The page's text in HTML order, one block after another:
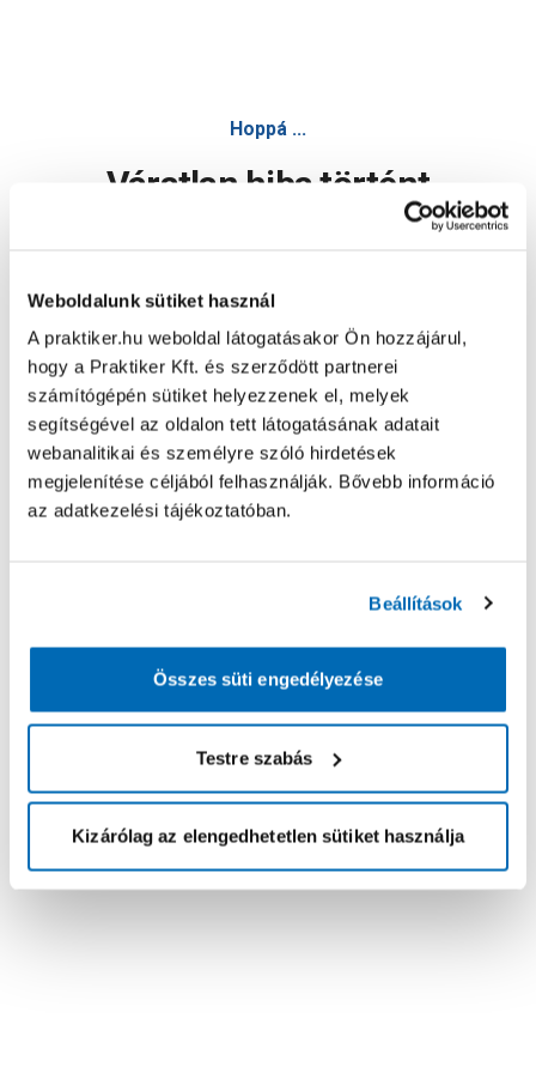
Weboldalunk sütiket használ
A praktiker.hu weboldal látogatásakor Ön hozzájárul,
hogy a Praktiker Kft. és szerződött partnerei
számítógépén sütiket helyezzenek el, melyek
segítségével az oldalon tett látogatásának adatait
webanalitikai és személyre szóló hirdetések
megjelenítése céljából felhasználják. Bővebb információ
az adatkezelési tájékoztatóban.
Beállítások
Összes süti engedélyezése
Testre szabás
Kizárólag az elengedhetetlen sütiket használja
Hoppá ...
Váratlan hiba történt
Oldal újratöltése